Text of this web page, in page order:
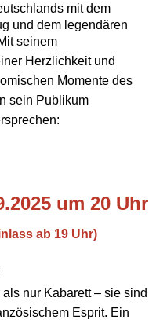
mit dem
und dem legendären
seinem
Herzlichkeit und
Momente des
sein Publikum
um 20 Uhr
ab 19 Uhr)
nur Kabarett – sie sind
Esprit. Ein